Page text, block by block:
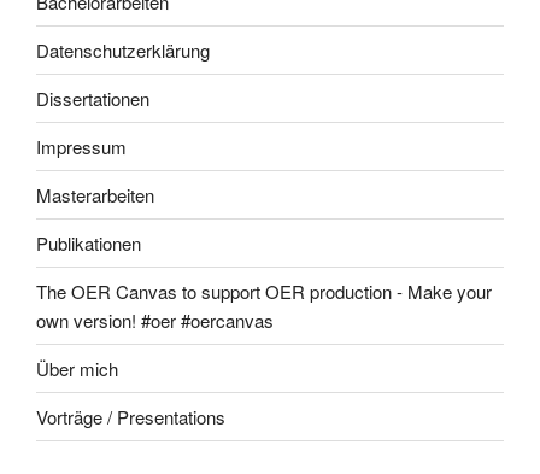
Datenschutzerklärung
Dissertationen
Impressum
Masterarbeiten
Publikationen
The OER Canvas to support OER production - Make your
own version! #oer #oercanvas
Über mich
Vorträge / Presentations